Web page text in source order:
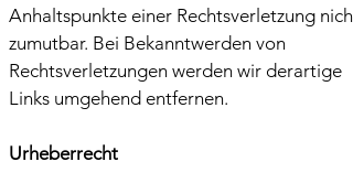
Anhaltspunkte einer Rechtsverletzung nicht
zumutbar. Bei Bekanntwerden von
Rechtsverletzungen werden wir derartige
Links umgehend entfernen.
Urheberrecht